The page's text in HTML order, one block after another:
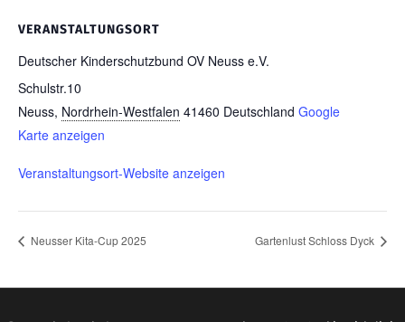
VERANSTALTUNGSORT
Deutscher Kinderschutzbund OV Neuss e.V.
Schulstr.10
Neuss, Nordrhein-Westfalen 41460 Deutschland Google
Karte anzeigen
Veranstaltungsort-Website anzeigen
Neusser Kita-Cup 2025 Gartenlust Schloss Dyck